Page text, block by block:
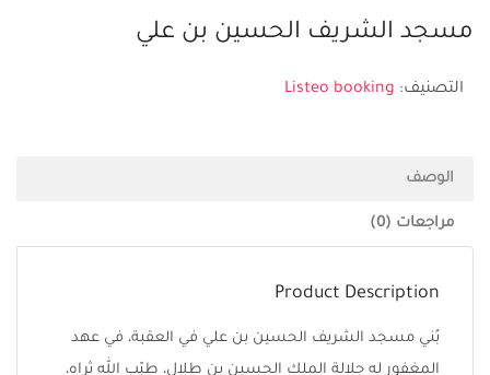
مسجد الشريف الحسين بن علي
التصنيف: Listeo booking
الوصف
مراجعات (0)
Product Description
بُني مسجد الشريف الحسين بن علي في العقبة، في عهد
المغفور له جلالة الملك الحسين بن طلال، طيّب الله ثراه،